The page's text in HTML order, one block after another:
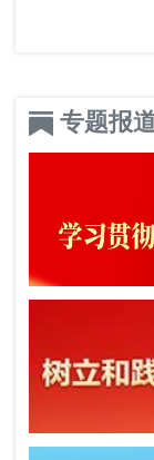
专题报